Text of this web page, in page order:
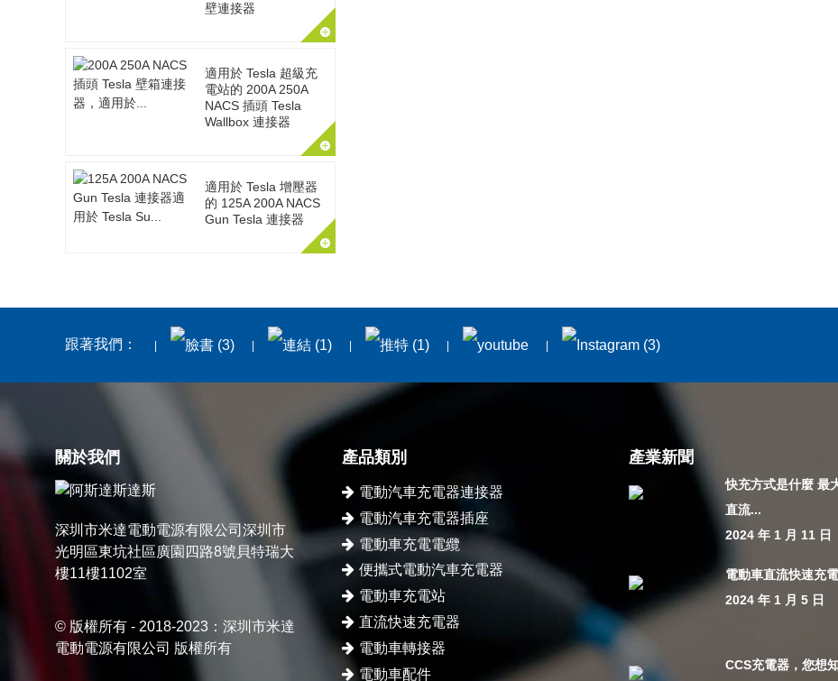
壁連接器
適用於 Tesla 超級充
電站的 200A 250A
NACS 插頭 Tesla
Wallbox 連接器
適用於 Tesla 增​​壓器
的 125A 200A NACS
Gun Tesla 連接器
跟著我們：
關於我們
深圳市米達電動電源有限公司深圳市
光明區東坑社區廣園四路8號貝特瑞大
樓11樓1102室
© 版權所有 - 2018-2023：深圳市米達
電動電源有限公司 版權所有
產品類別
電動汽車充電器連接器
電動汽車充電器插座
電動車充電電纜
便攜式電動汽車充電器
電動車充電站
直流快速充電器
電動車轉接器
電動車配件
產業新聞
快充方式是什麼 最
直流...
2024 年 1 月 11 日
電動車直流快速充電
2024 年 1 月 5 日
CCS充電器，您想